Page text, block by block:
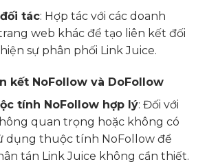
tác: Hợp tác với cácdoanh
web khác để tạo liên kết đối
sự phân phối Link Juice.
kết NoFollow và DoFollow
tính NoFollow hợp lý: Đối với
quan trọng hoặc không có
dụng thuộc tính NoFollow để
tán Link Juice không cần thiết.